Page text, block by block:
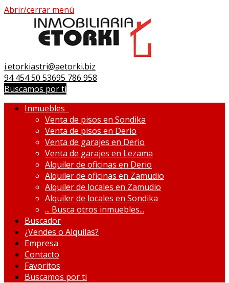
Abrir/cerrar menú
i.etorkiastri@aetorki.biz
94 454 50 53695 786 958
Buscamos por ti
Inmuebles
Venta de pisos en Sondika
Venta de pisos en Derio
Venta de garajes en Derio
Venta de garajes en Lezama
Alquiler de oficinas en Derio
Alquiler de oficinas en Zamudio
Alquiler de locales en Zamudio
Alquiler de locales en Sondika
... Busca otros inmuebles...
Buscador
¿Vendes o Alquilas?
Empresa
Contacto
Favoritos
Buscamos por ti